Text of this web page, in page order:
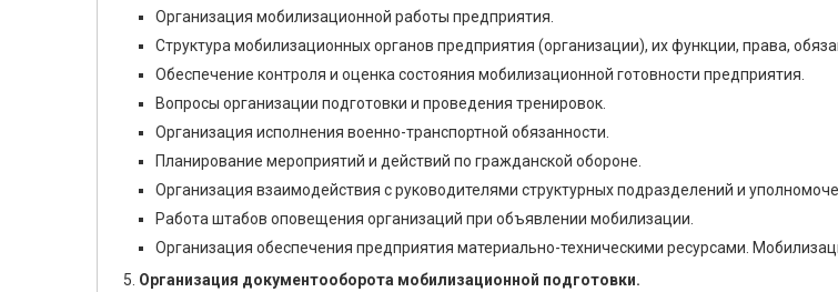
Организация мобилизационной работы предприятия.
Структура мобилизационных органов предприятия (организации), их функции, права,
Обеспечение контроля и оценка состояния мобилизационной готовности предприятия.
Вопросы организации подготовки и проведения тренировок.
Организация исполнения военно-транспортной обязанности.
Планирование мероприятий и действий по гражданской обороне.
Организация взаимодействия с руководителями структурных подразделений и
Работа штабов оповещения организаций при объявлении мобилизации.
Организация обеспечения предприятия материально-техническими ресурсами.
Организация документооборота мобилизационной подготовки.